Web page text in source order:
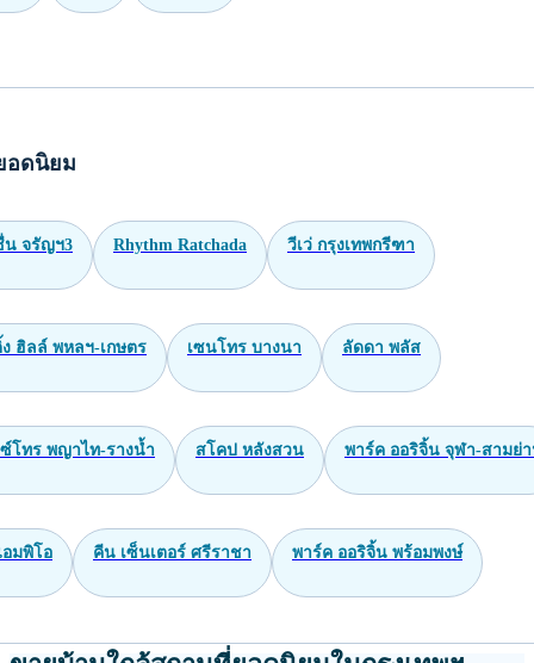
อดนิยม
จรัญฯ3 Rhythm Ratchada วีเว่ กรุงเทพกรีฑา
ฮิลล์ พหลฯ-เกษตร เซนโทร บางนา ลัดดา พลัส
ซ์โทร พญาไท-รางน้ำ สโคป หลังสวน พาร์ค ออริจิ้น จุฬา-สามย่
อมพิโอ คีน เซ็นเตอร์ ศรีราชา พาร์ค ออริจิ้น พร้อมพงษ์